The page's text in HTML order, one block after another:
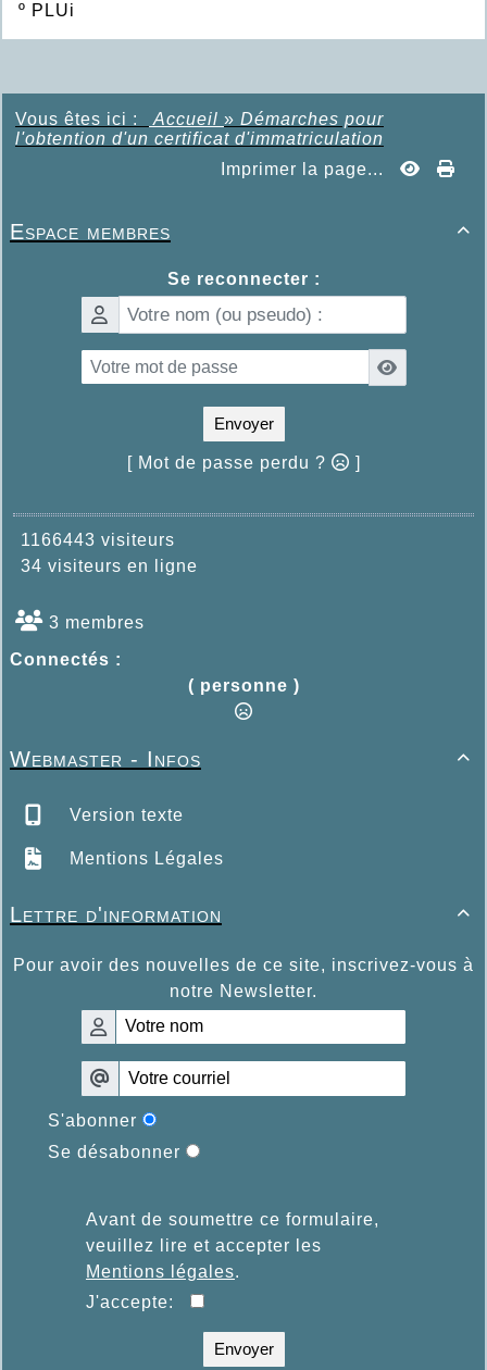
º PLUi
Vous êtes ici : Accueil » Démarches pour
l'obtention d'un certificat d'immatriculation
Imprimer la page...

Espace membres
Se reconnecter :
Envoyer
[ Mot de passe perdu ? ]
1166443 visiteurs
34 visiteurs en ligne
3 membres
Connectés :
( personne )

Webmaster - Infos
Version texte
Mentions Légales

Lettre d'information
Pour avoir des nouvelles de ce site, inscrivez-vous à
notre Newsletter.
S'abonner
Se désabonner
Avant de soumettre ce formulaire,
veuillez lire et accepter les
Mentions légales.
J'accepte:
Envoyer